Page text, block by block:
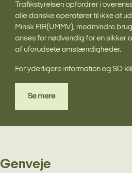
Trafikstyrelsen opfordrer i
alle danske operatører til ikke at
Minsk FIR(UMMV), medmindre
anses for nødvendig for en sikker
af uforudsete omstændigheder.
For yderligere information og SD
Se mere
Genveje